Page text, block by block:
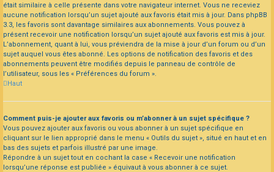
était similaire à celle présente dans votre navigateur internet. Vous ne receviez
aucune notification lorsqu’un sujet ajouté aux favoris était mis à jour. Dans phpBB
3.3, les favoris sont davantage similaires aux abonnements. Vous pouvez à
présent recevoir une notification lorsqu’un sujet ajouté aux favoris est mis à jour.
L’abonnement, quant à lui, vous préviendra de la mise à jour d’un forum ou d’un
sujet auquel vous êtes abonné. Les options de notification des favoris et des
abonnements peuvent être modifiés depuis le panneau de contrôle de
l’utilisateur, sous les « Préférences du forum ».
Haut
Comment puis-je ajouter aux favoris ou m’abonner à un sujet spécifique ?
Vous pouvez ajouter aux favoris ou vous abonner à un sujet spécifique en
cliquant sur le lien approprié dans le menu « Outils du sujet », situé en haut et en
bas des sujets et parfois illustré par une image.
Répondre à un sujet tout en cochant la case « Recevoir une notification
lorsqu’une réponse est publiée » équivaut à vous abonner à ce sujet.